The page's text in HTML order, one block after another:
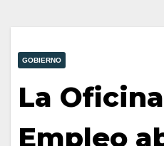
GOBIERNO
La
Empleo